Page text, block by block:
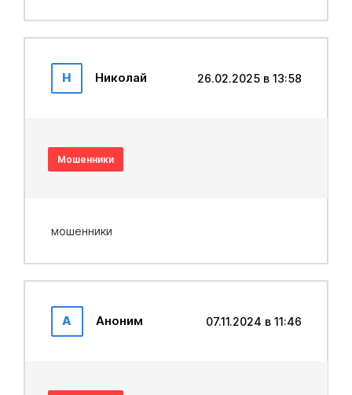
Н Николай 26.02.2025 в 13:58
Мошенники
мошенники
А Аноним 07.11.2024 в 11:46